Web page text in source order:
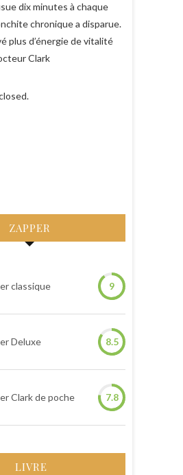
dix minutes à chaque
chronique a disparue.
plus d’énergie de vitalité
Clark
ZAPPER
classique 9
Deluxe 8.5
Clark de poche 7.8
LIVRE